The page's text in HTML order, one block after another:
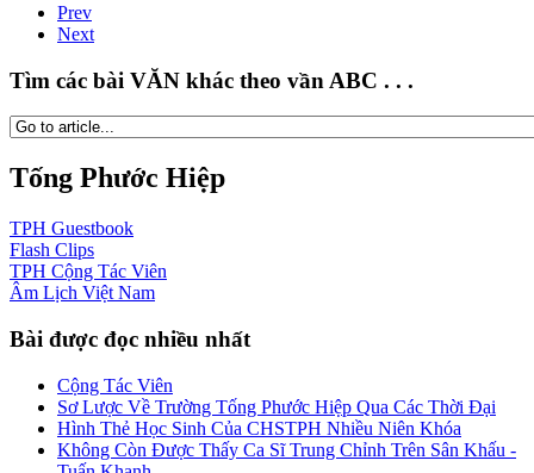
Prev
Next
Tìm các bài VĂN khác theo vần ABC . . .
Tống Phước Hiệp
TPH Guestbook
Flash Clips
TPH Cộng Tác Viên
Âm Lịch Việt Nam
Bài được đọc nhiều nhất
Cộng Tác Viên
Sơ Lược Về Trường Tống Phước Hiệp Qua Các Thời Đại
Hình Thẻ Học Sinh Của CHSTPH Nhiều Niên Khóa
Không Còn Được Thấy Ca Sĩ Trung Chỉnh Trên Sân Khấu -